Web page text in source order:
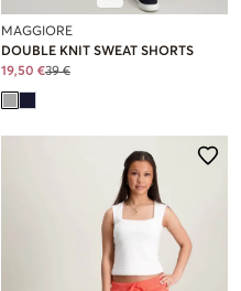
MAGGIORE
DOUBLE KNIT SWEAT SHORTS
19,50 €39 €